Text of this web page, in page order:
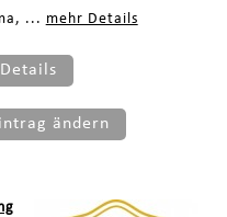
... mehr Details
ändern